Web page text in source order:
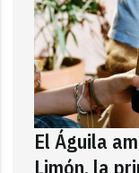
El Águila
Limón, la